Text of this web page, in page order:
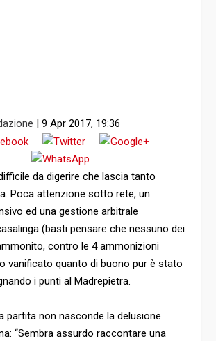
|9 Apr 2017, 19:36
da digerire che lascia tanto
Poca attenzione sotto rete, un
ed una gestione arbitrale
(basti pensare che nessuno dei
contro le 4 ammonizioni
vanificato quanto di buono pur è stato
i punti al Madrepietra.
partita non nasconde la delusione
“Sembra assurdo raccontare una